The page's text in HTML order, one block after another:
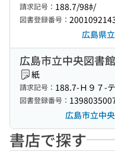
請求記号： 188.7/98ﾎ/
図書登録番号：
広島県
広島市立中央図書館
紙
請求記号： 188.7-Ｈ９７-テ
図書登録番号：
広島市立中
書店で探す